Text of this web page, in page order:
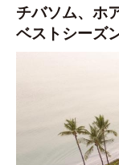
チバソム、ホ
ベストシーズ